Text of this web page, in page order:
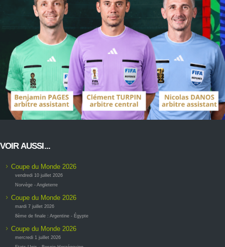
VOIR AUSSI...
Coupe du Monde 2026
vendredi 10 juillet 2026
Norvège - Angleterre
Coupe du Monde 2026
mardi 7 juillet 2026
8ème de finale : Argentine - Égypte
Coupe du Monde 2026
mercredi 1 juillet 2026